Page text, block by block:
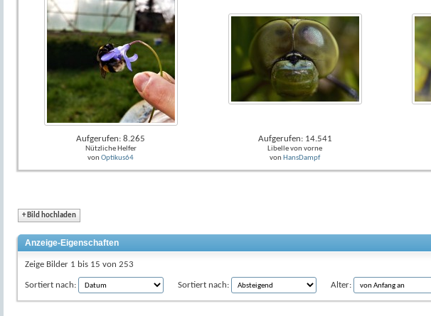
Aufgerufen: 8.265
Nützliche Helfer
von Optikus64
Aufgerufen: 14.541
Libelle von vorne
von HansDampf
+Bild hochladen
Anzeige-Eigenschaften
Zeige Bilder 1 bis 15 von 253
Sortiert nach: Sortiert nach: Alter: